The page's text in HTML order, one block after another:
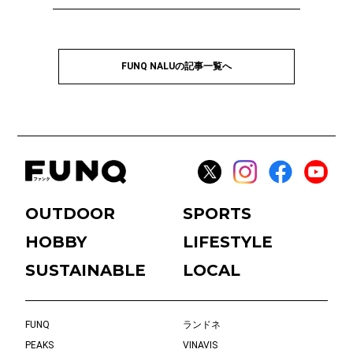
FUNQ NALUの記事一覧へ
OUTDOOR
SPORTS
HOBBY
LIFESTYLE
SUSTAINABLE
LOCAL
FUNQ
ランドネ
PEAKS
VINAVIS